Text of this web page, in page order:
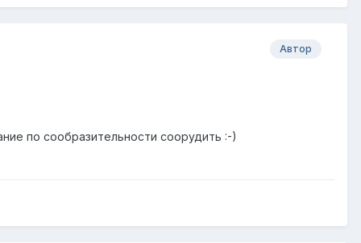
Автор
по сообразительности соорудить :-)